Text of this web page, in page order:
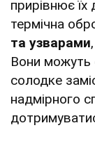
прирівнює
термічна
та узварами
Вони можуть
солодке
надмірного